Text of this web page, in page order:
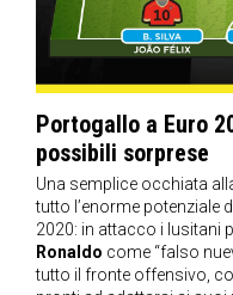
Portogallo a Euro
possibili sorprese
Una semplice occhiata
tutto l’enorme potenziale
2020: in attacco i lusitani
Ronaldo come “falso
tutto il fronte offensivo,